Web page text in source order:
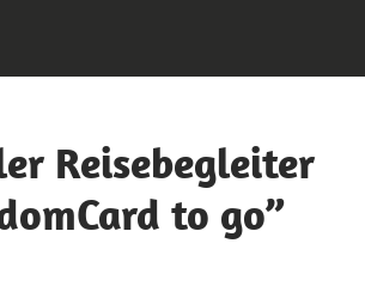
Reisebegleiter
to go”